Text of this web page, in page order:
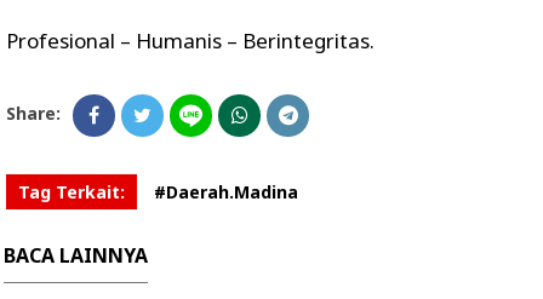
Profesional – Humanis – Berintegritas.
Share:
Tag Terkait: #Daerah.Madina
BACA LAINNYA